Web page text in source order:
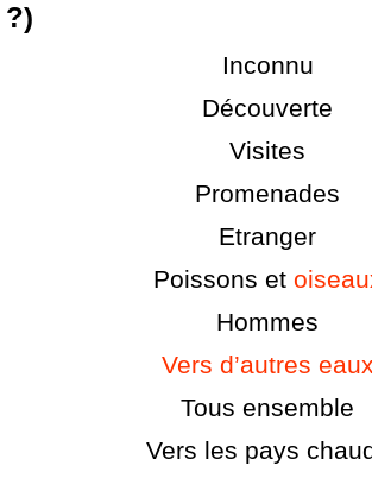
Inconnu
Découverte
Visites
Promenades
Etranger
Poissons et
Hommes
Vers d’autres
Tous ensemble
Vers les pays